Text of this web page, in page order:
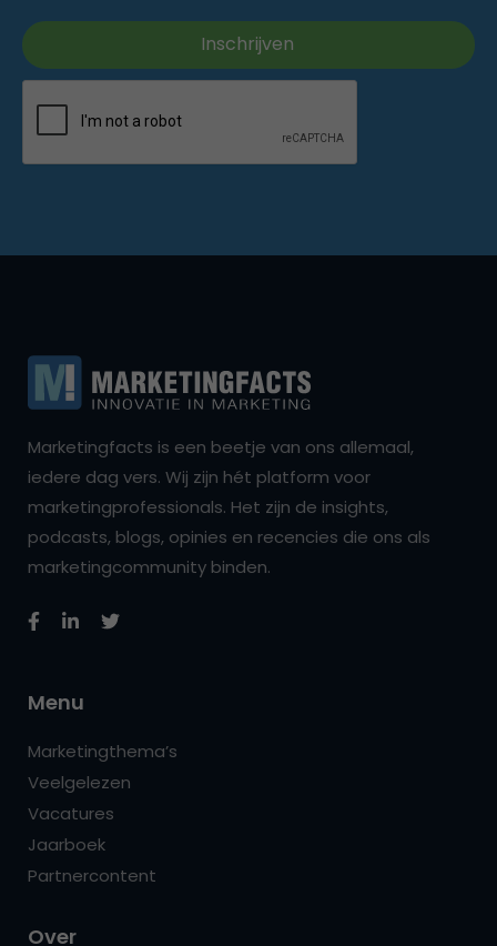
Marketingfacts is een beetje van ons allemaal,
iedere dag vers. Wij zijn hét platform voor
marketingprofessionals. Het zijn de insights,
podcasts, blogs, opinies en recencies die ons als
marketingcommunity binden.
Menu
Marketingthema’s
Veelgelezen
Vacatures
Jaarboek
Partnercontent
Over